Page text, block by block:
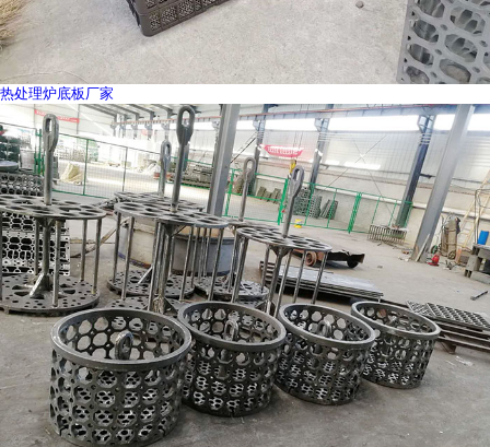
热处理炉底板厂家